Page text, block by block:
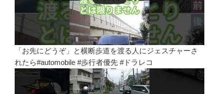
「お先にどうぞ」と横断歩道を渡る人にジェスチャーさ
れたら#automobile #歩行者優先 #ドラレコ